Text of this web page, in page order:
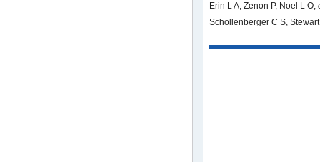
Erin L A, Zenon P, Noel L O,
Schollenberger C S,